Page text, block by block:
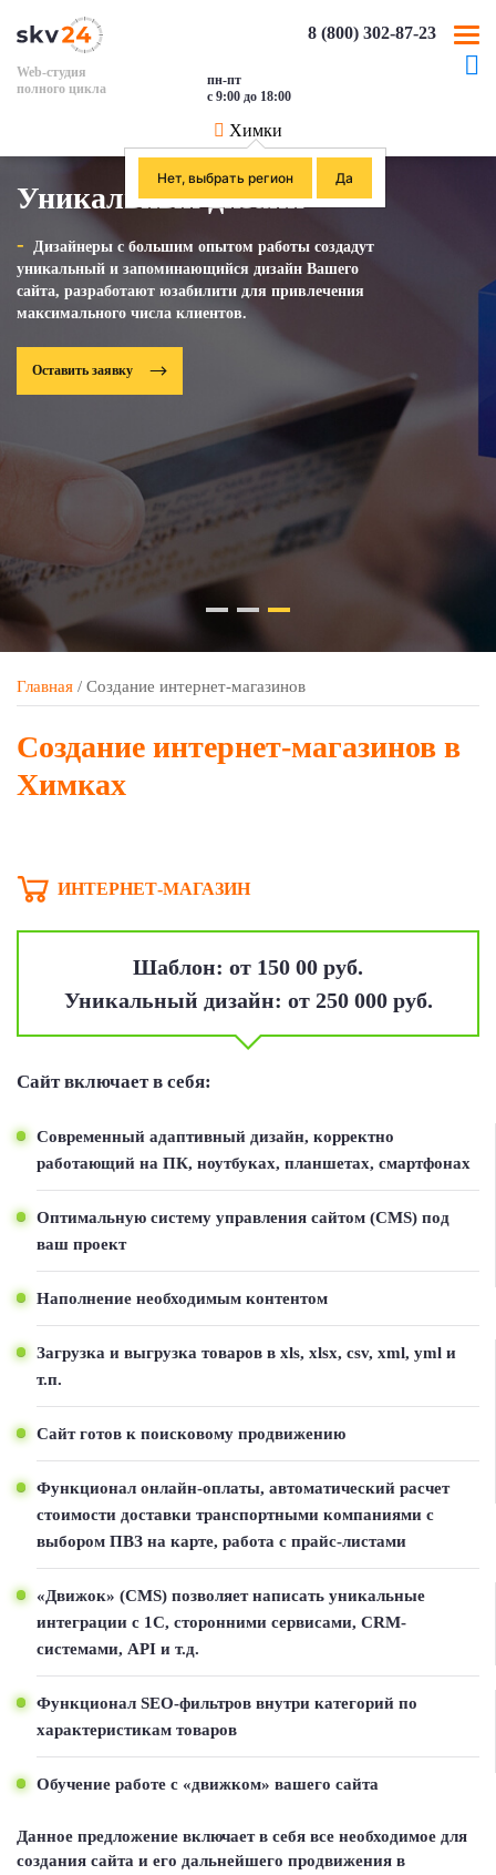
Web-студия
полного цикла
пн-пт
с 9:00 до 18:00
8 (800) 302-87-23
Химки
Главная / Создание интернет-магазинов
Создание интернет-магазинов в
Химках
Уникальный дизайн
Дизайнеры с большим опытом работы создадут
уникальный и запоминающийся дизайн Вашего
сайта, разработают юзабилити для привлечения
максимального числа клиентов.
Оставить заявку
ИНТЕРНЕТ-МАГАЗИН
Шаблон: от 150 00 руб.
Уникальный дизайн: от 250 000 руб.
Сайт включает в себя:
Современный адаптивный дизайн, корректно
работающий на ПК, ноутбуках, планшетах, смартфонах
Оптимальную систему управления сайтом (CMS) под
ваш проект
Наполнение необходимым контентом
Загрузка и выгрузка товаров в xls, xlsx, csv, xml, yml и
т.п.
Сайт готов к поисковому продвижению
Функционал онлайн-оплаты, автоматический расчет
стоимости доставки транспортными компаниями c
выбором ПВЗ на карте, работа с прайс-листами
«Движок» (CMS) позволяет написать уникальные
интеграции с 1С, сторонними сервисами, CRM-
системами, API и т.д.
Функционал SEO-фильтров внутри категорий по
характеристикам товаров
Обучение работе с «движком» вашего сайта
Данное предложение включает в себя все необходимое для
создания сайта и его дальнейшего продвижения в
Нет, выбрать регион Да